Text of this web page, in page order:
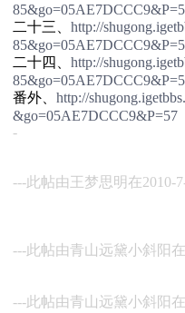
二十三、http://
二十四、http://
番外、http://
&go=05AE7DCCC9&P=57
-
---此帖由王梦思明在2010-
---此帖由青山远黛小斜阳
---此帖由青山远黛小斜阳